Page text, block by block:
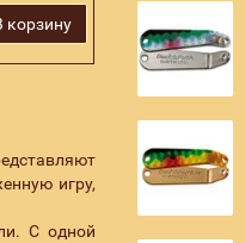
корзину
игру,
С одной